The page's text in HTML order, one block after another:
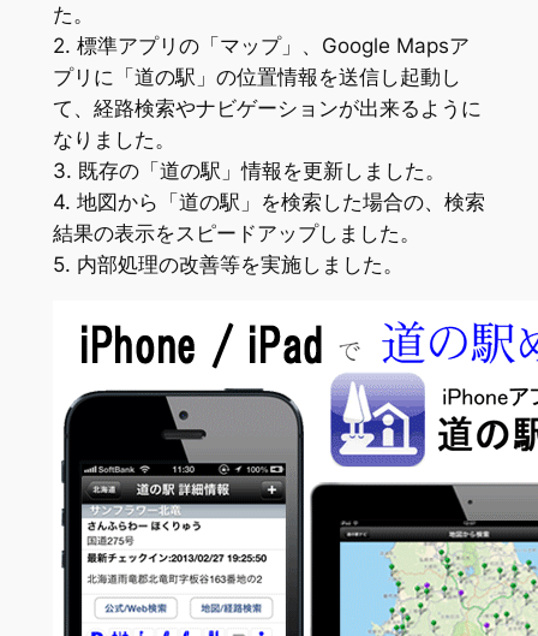
た。
2. 標準アプリの「マップ」、Google Mapsア
プリに「道の駅」の位置情報を送信し起動し
て、経路検索やナビゲーションが出来るように
なりました。
3. 既存の「道の駅」情報を更新しました。
4. 地図から「道の駅」を検索した場合の、検索
結果の表示をスピードアップしました。
5. 内部処理の改善等を実施しました。